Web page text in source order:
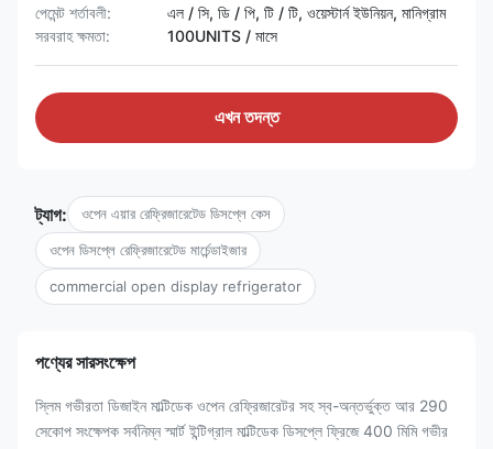
পেমেন্ট শর্তাবলী:
এল / সি, ডি / পি, টি / টি, ওয়েস্টার্ন ইউনিয়ন, মানিগ্রাম
সরবরাহ ক্ষমতা:
100UNITS / মাসে
এখন তদন্ত
ট্যাগ: ওপেন এয়ার রেফ্রিজারেটেড ডিসপ্লে কেস
ওপেন ডিসপ্লে রেফ্রিজারেটেড মার্চেন্ডাইজার
commercial open display refrigerator
পণ্যের সারসংক্ষেপ
স্লিম গভীরতা ডিজাইন মাল্টিডেক ওপেন রেফ্রিজারেটর সহ স্ব-অন্তর্ভুক্ত আর 290
সেকোপ সংক্ষেপক সর্বনিম্ন স্মার্ট ইন্টিগ্রাল মাল্টিডেক ডিসপ্লে ফ্রিজে 400 মিমি গভীর